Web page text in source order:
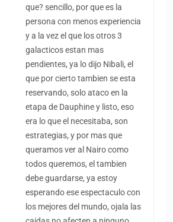
que? sencillo, por que es la
persona con menos experiencia
y a la vez el que los otros 3
galacticos estan mas
pendientes, ya lo dijo Nibali, el
que por cierto tambien se esta
reservando, solo ataco en la
etapa de Dauphine y listo, eso
era lo que el necesitaba, son
estrategias, y por mas que
queramos ver al Nairo como
todos queremos, el tambien
debe guardarse, ya estoy
esperando ese espectaculo con
los mejores del mundo, ojala las